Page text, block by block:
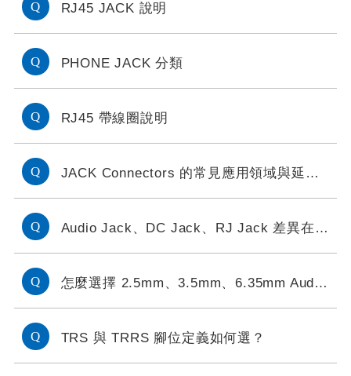
RJ45 JACK 說明
PHONE JACK 分類
RJ45 帶線圈說明
JACK Connectors 的常見應用領域與延伸應用
Audio Jack、DC Jack、RJ Jack 差異在哪？
怎麼選擇 2.5mm、3.5mm、6.35mm Audio Jack？
TRS 與 TRRS 腳位定義如何選？